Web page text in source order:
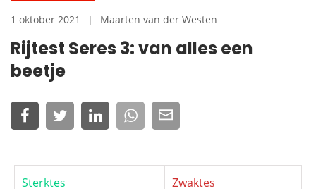
Rijtest Seres 3: van alles een
beetje
1 oktober 2021 Maarten van der Westen
Sterktes Zwaktes